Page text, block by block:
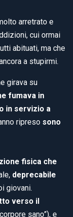
arretrato e
cui ormai
abituati, ma che
a stupirmi.
girava su
fumava in
in servizio a
ripreso sono
fisica che
deprecabile
giovani.
verso il
sano”), e